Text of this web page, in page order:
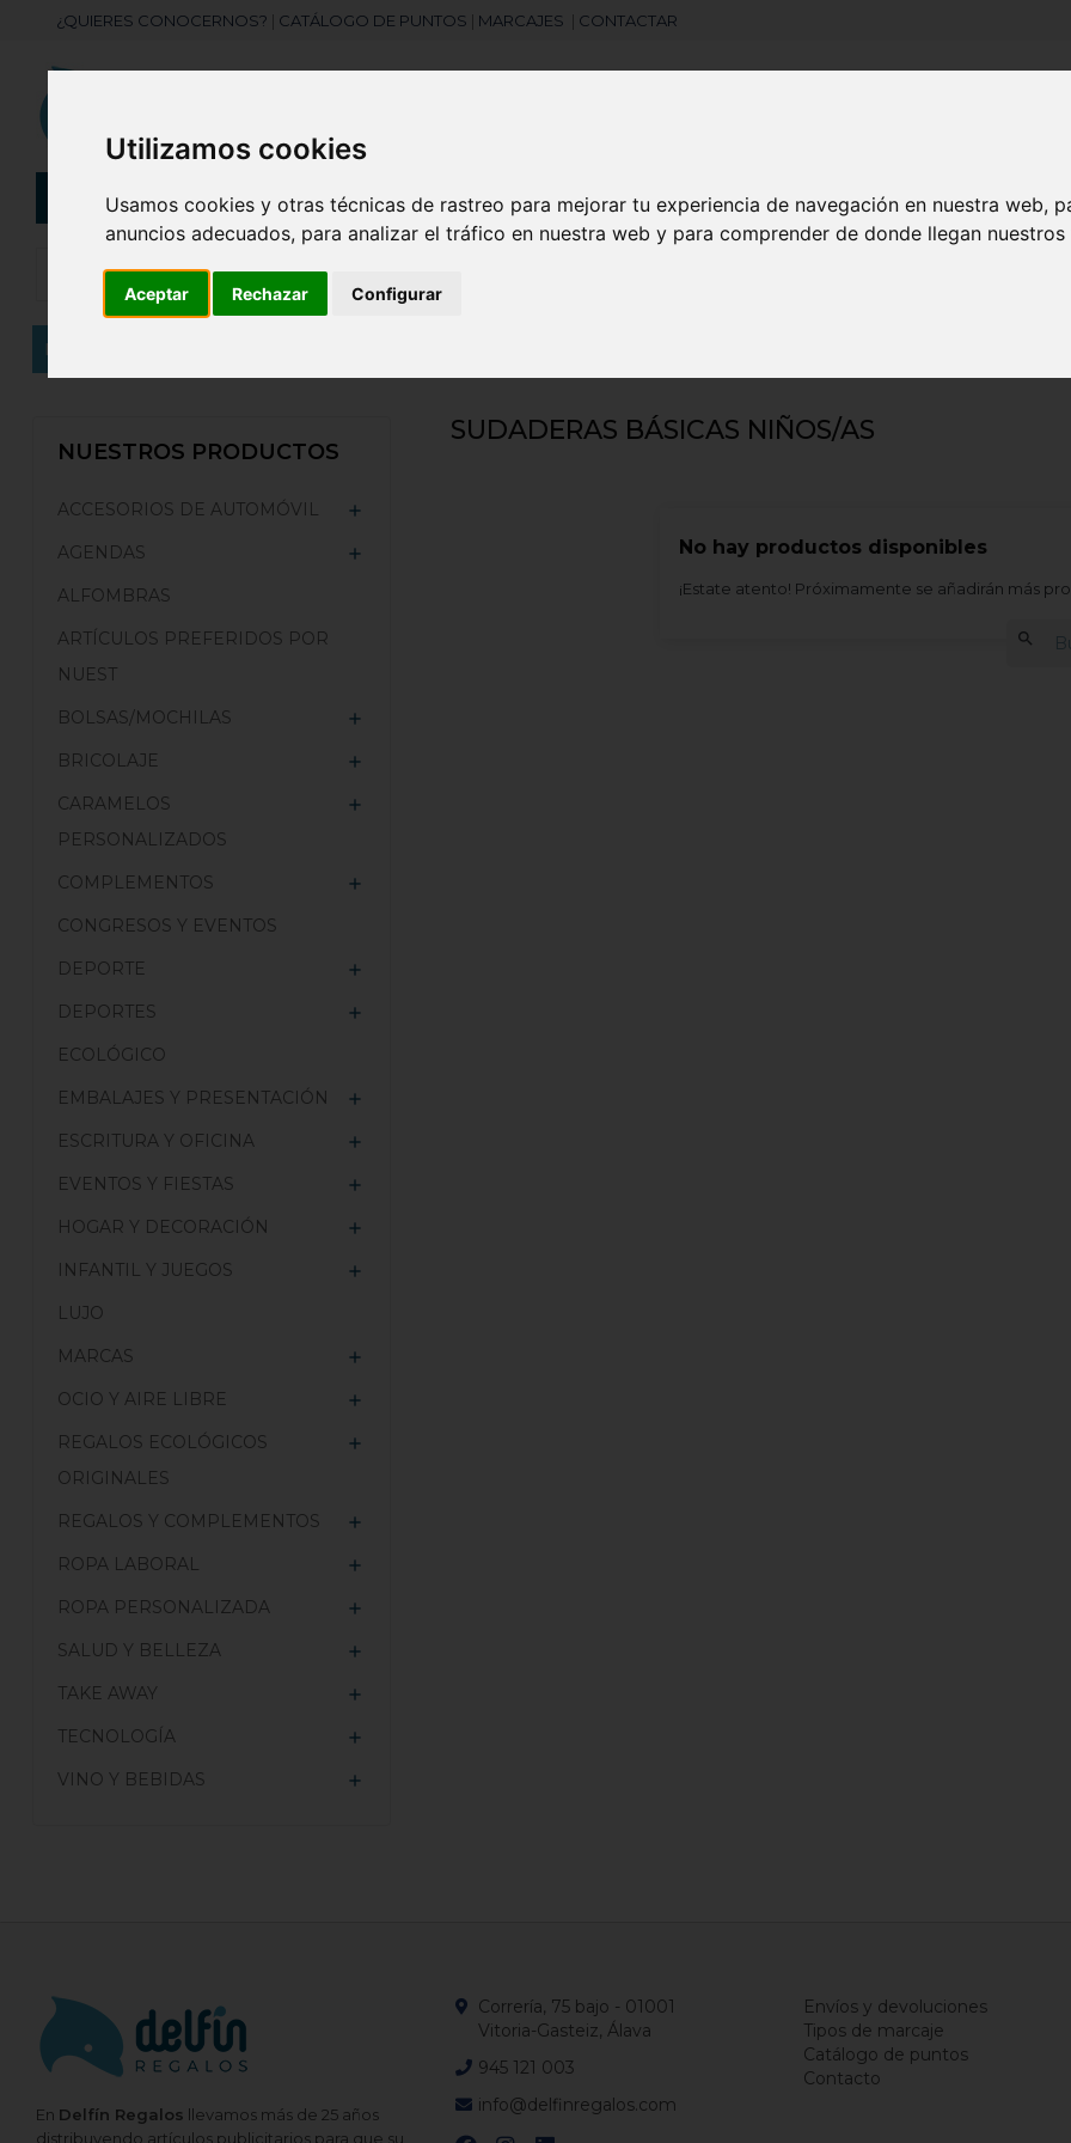
Utilizamos cookies
Usamos cookies y otras técnicas de rastreo para mejorar tu experiencia de navegación en nuestra web,
anuncios adecuados, para analizar el tráfico en nuestra web y para comprender de donde llegan nuestros
Aceptar Rechazar Configurar
¿QUIERES CONOCERNOS? CATÁLOGO DE PUNTOS MARCAJES CONTACTAR
CATEGORÍAS Botellas Bolis Libretas Laboral Camisetas Agendas
Inicio
NUESTROS PRODUCTOS
ACCESORIOS DE AUTOMÓVIL 
AGENDAS 
ALFOMBRAS
ARTÍCULOS PREFERIDOS POR
NUEST
BOLSAS/MOCHILAS

BRICOLAJE 
CARAMELOS
PERSONALIZADOS

COMPLEMENTOS 
CONGRESOS Y EVENTOS
DEPORTE

DEPORTES 
ECOLÓGICO
EMBALAJES Y PRESENTACIÓN

ESCRITURA Y OFICINA 
EVENTOS Y FIESTAS 
HOGAR Y DECORACIÓN 
INFANTIL Y JUEGOS 
LUJO
MARCAS

OCIO Y AIRE LIBRE 
REGALOS ECOLÓGICOS
ORIGINALES

REGALOS Y COMPLEMENTOS 
ROPA LABORAL 
ROPA PERSONALIZADA 
SALUD Y BELLEZA 
TAKE AWAY 
TECNOLOGÍA 
VINO Y BEBIDAS 
SUDADERAS BÁSICAS NIÑOS/AS
No hay productos disponibles
¡Estate atento! Próximamente se añadirán más
search
En Delfín Regalos llevamos más de 25 años
distribuyendo artículos publicitarios para que su
Correría, 75 bajo - 01001
Vitoria-Gasteiz, Álava
945 121 003
info@delfinregalos.com
Envíos y devoluciones
Tipos de marcaje
Catálogo de puntos
Contacto